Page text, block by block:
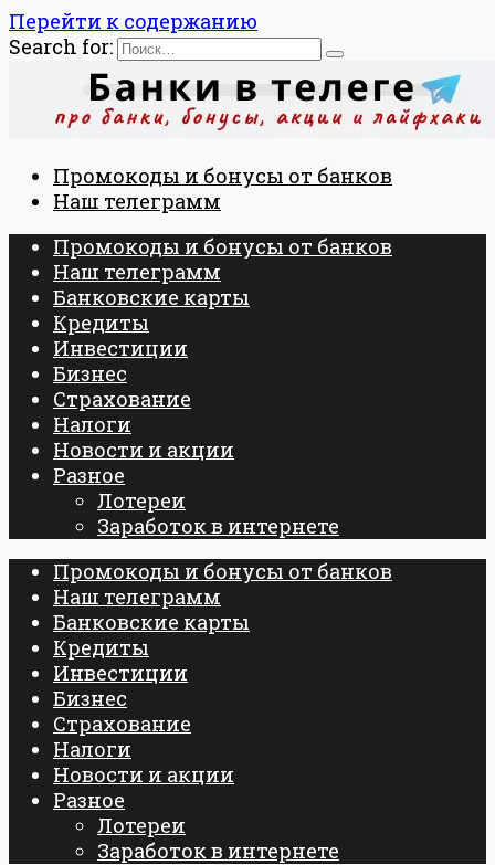
Перейти к содержанию
Search for:
Промокоды и бонусы от банков
Наш телеграмм
Промокоды и бонусы от банков
Наш телеграмм
Банковские карты
Кредиты
Инвестиции
Бизнес
Страхование
Налоги
Новости и акции
Разное
Лотереи
Заработок в интернете
Промокоды и бонусы от банков
Наш телеграмм
Банковские карты
Кредиты
Инвестиции
Бизнес
Страхование
Налоги
Новости и акции
Разное
Лотереи
Заработок в интернете